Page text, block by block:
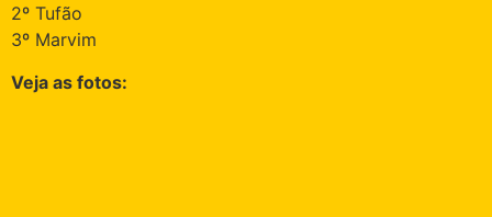
2º Tufão
3º Marvim
Veja as fotos: